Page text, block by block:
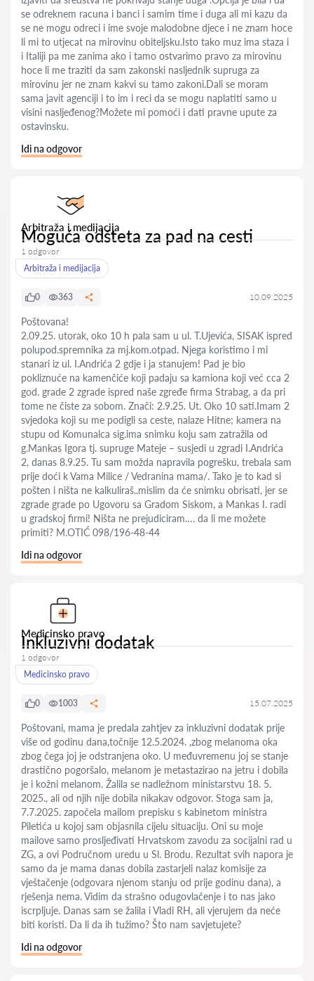
se odreknem racuna i banci i samim time i duga ali mi kazu da
se ne mogu odreci i ime svoje malodobne djece i ne znam hoce
li mi to utjecat na mirovinu obiteljsku.Isto tako muz ima staza i
i Italiji pa me zanima ako i tamo ostvarimo pravo za mirovinu
hoce li me traziti da sam zakonski nasljednik supruga za
mirovinu jer ne znam kakvi su tamo zakoni.Dali se moram
sama javit agenciji i to im i reci da se mogu naplatiti samo u
visini nasljeđenog?Možete mi pomoći i dati pravne upute za
ostavinsku.
Idi na odgovor
Arbitraža i medijacija
Moguća odšteta za pad na cesti
1 odgovor
Arbitraža i medijacija
0 363 10.09.2025
Poštovana!
2.09.25. utorak, oko 10 h pala sam u ul. T.Ujevića, SISAK ispred
polupod.spremnika za mj.kom.otpad. Njega koristimo i mi
stanari iz ul. I.Andrića 2 gdje i ja stanujem! Pad je bio
pokliznuće na kamenčiće koji padaju sa kamiona koji već cca 2
god. grade 2 zgrade ispred naše zgređe firma Strabag, a da pri
tome ne čiste za sobom. Znači: 2.9.25. Ut. Oko 10 sati.Imam 2
svjedoka koji su me podigli sa ceste, nalaze Hitne; kamera na
stupu od Komunalca sig.ima snimku koju sam zatražila od
g.Mankas Igora tj. supruge Mateje – susjedi u zgradi I.Andrića
2, danas 8.9.25. Tu sam možda napravila pogrešku, trebala sam
prije doći k Vama Milice / Vedranina mama/. Tako je to kad si
pošten i ništa ne kalkuliraš..mislim da će snimku obrisati, jer se
zgrade grade po Ugovoru sa Gradom Siskom, a Mankas I. radi
u gradskoj firmi! Ništa ne prejudiciram…. da li me možete
primiti? M.OTIĆ 098/196-48-44
Idi na odgovor
Medicinsko pravo
Inkluzivni dodatak
1 odgovor
Medicinsko pravo
0 1003 15.07.2025
Poštovani, mama je predala zahtjev za inkluzivni dodatak prije
više od godinu dana,točnije 12.5.2024. ,zbog melanoma oka
zbog čega joj je odstranjena oko. U međuvremenu joj se stanje
drastično pogoršalo, melanom je metastazirao na jetru i dobila
je i kožni melanom. Žalila se nadležnom ministarstvu 18. 5.
2025., ali od njih nije dobila nikakav odgovor. Stoga sam ja,
7.7.2025. započela mailom prepisku s kabinetom ministra
Piletića u kojoj sam objasnila cijelu situaciju. Oni su moje
mailove samo prosljeđivati Hrvatskom zavodu za socijalni rad u
ZG, a ovi Područnom uredu u Sl. Brodu. Rezultat svih napora je
samo da je mama danas dobila zastarjeli nalaz komisije za
vještačenje (odgovara njenom stanju od prije godinu dana), a
rješenja nema. Vidim da strašno odugovlačenje i to nas jako
iscrpljuje. Danas sam se žalila i Vladi RH, ali vjerujem da neće
biti koristi. Da li da ih tužimo? Što nam savjetujete?
Idi na odgovor